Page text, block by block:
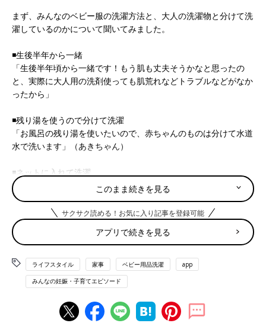
まず、みんなのベビー服の洗濯方法と、大人の洗濯物と分けて洗
濯しているのかについて聞いてみました。
◾️生後半年から一緒
「生後半年頃から一緒です！もう肌も丈夫そうかなと思ったの
と、実際に大人用の洗剤使っても肌荒れなどトラブルなどがなか
ったから」
◾️残り湯を使うので分けて洗濯
「お風呂の残り湯を使いたいので、赤ちゃんのものは分けて水道
水で洗います」（あきちゃん）
◾️ネットに入れて洗濯
「水と電気代の節約のため一緒に洗濯しています。子どもの衣類
はネットにいれています」（デコピン）
◾️赤ちゃん用の洗剤で一緒に洗濯
「生後1ヶ月まで分けていたけれど、赤ちゃんの肌が荒れなかっ
のを使っています」（うまーま）
◾️夫のものは別
「夫の仕事で使う作業着だけは別で洗いますが、普段着や私の服
は分けてません！赤ちゃんの衣類にも使える洗濯洗剤と柔軟剤を
このまま続きを見る
サクサク読める！お気に入り記事を登録可能
アプリで続きを見る
ライフスタイル 家事 ベビー用品洗濯 app
みんなの妊娠・子育てエピソード